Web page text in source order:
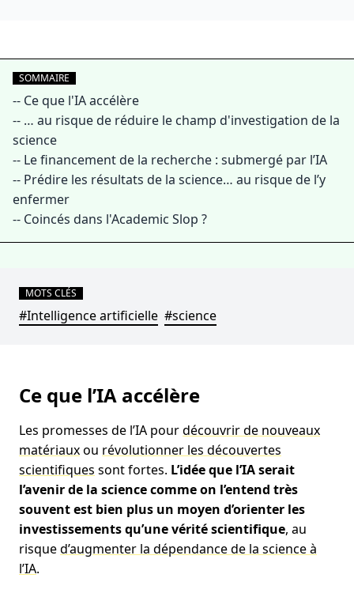
SOMMAIRE
-- Ce que l'IA accélère
-- … au risque de réduire le champ d'investigation de la
science
-- Le financement de la recherche : submergé par l’IA
-- Prédire les résultats de la science… au risque de l’y
enfermer
-- Coincés dans l'Academic Slop ?
MOTS CLÉS
#Intelligence artificielle #science
Ce que l’IA accélère
Les promesses de l’IA pourdécouvrir de nouveaux
matériauxou révolutionner les découvertes
scientifiques sont fortes. L’idée que l’IA serait
l’avenir de la science comme on l’entend très
souvent est bien plus un moyen d’orienter les
investissements qu’une vérité scientifique, au
risqued’augmenter la dépendance de la science à
l’IA.